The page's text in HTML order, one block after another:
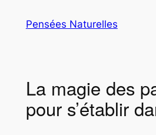
Pensées Naturelles
La magie des
pour s’établir